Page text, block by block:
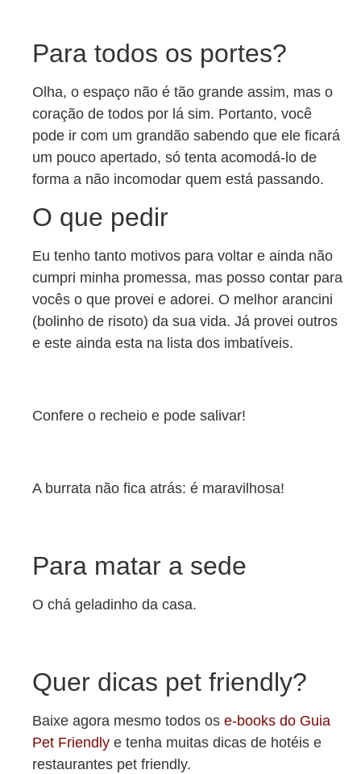
Para todos os portes?
Olha, o espaço não é tão grande assim, mas o
coração de todos por lá sim. Portanto, você
pode ir com um grandão sabendo que ele ficará
um pouco apertado, só tenta acomodá-lo de
forma a não incomodar quem está passando.
O que pedir
Eu tenho tanto motivos para voltar e ainda não
cumpri minha promessa, mas posso contar para
vocês o que provei e adorei. O melhor arancini
(bolinho de risoto) da sua vida. Já provei outros
e este ainda esta na lista dos imbatíveis.
Confere o recheio e pode salivar!
A burrata não fica atrás: é maravilhosa!
Para matar a sede
O chá geladinho da casa.
Quer dicas pet friendly?
Baixe agora mesmo todos os e-books do Guia
Pet Friendly e tenha muitas dicas de hotéis e
restaurantes pet friendly.